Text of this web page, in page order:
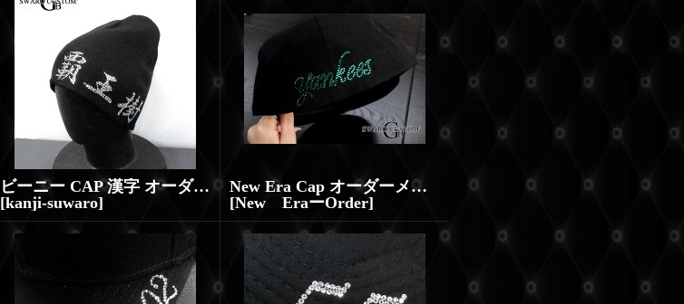
ビーニー CAP 漢字 オーダーメイド スワロ
[kanji-suwaro]
New Era Cap オーダーメイド スワロ
[New EraーOrder]